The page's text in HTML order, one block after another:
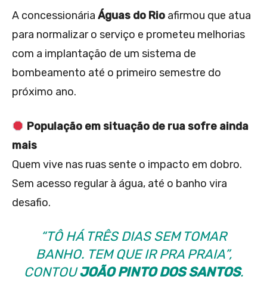
A concessionária Águas do Rio afirmou que atua
para normalizar o serviço e prometeu melhorias
com a implantação de um sistema de
bombeamento até o primeiro semestre do
próximo ano.
População em situação de rua sofre ainda
mais
Quem vive nas ruas sente o impacto em dobro.
Sem acesso regular à água, até o banho vira
desafio.
“TÔ HÁ TRÊS DIAS SEM TOMAR
BANHO. TEM QUE IR PRA PRAIA”,
CONTOUJOÃO PINTO DOS SANTOS.